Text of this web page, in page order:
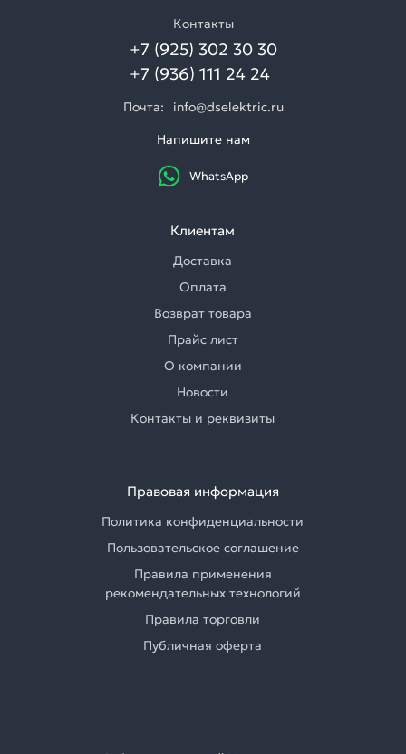
Контакты
+7 (925) 302 30 30
+7 (936) 111 24 24
Почта:
info@dselektric.ru
Напишите нам
WhatsApp
Клиентам
Доставка
Оплата
Возврат товара
Прайс лист
О компании
Новости
Контакты и реквизиты
Правовая информация
Политика конфиденциальности
Пользовательское соглашение
Правила применения
рекомендательных технологий
Правила торговли
Публичная оферта